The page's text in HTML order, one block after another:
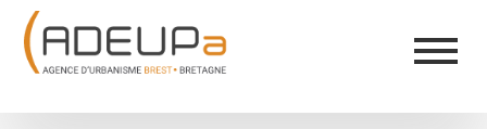
Aller
contenu
principal
Panneau de gestion des cookies